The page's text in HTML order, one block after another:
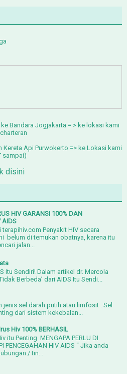
Bandara Jogjakarta = > ke lokasi kami
Kereta Api Purwokerto => ke Lokasi kami
sampai)
disini
HIV GARANSI 100% DAN
AIDS
Penyakit HIV secara
belum di temukan obatnya, karena itu
jalan...
itu Sendiri! Dalam artikel dr. Mercola
Berbeda’ dari AIDS Itu Sendi...
jenis sel darah putih atau limfosit . Sel
dari sistem kekebalan...
Hiv 100% BERHASIL
itu Penting MENGAPA PERLU DI
PENCEGAHAN HIV AIDS “ Jika anda
/ tin...